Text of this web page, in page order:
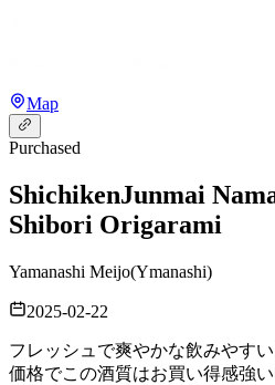
Map
Purchased
ShichikenJunmai
Shibori Origarami
Yamanashi Meijo(Ymanashi)
2025-02-22
フレッシュで爽やかな飲みやす
価格でこの酒質はお買い得感強い